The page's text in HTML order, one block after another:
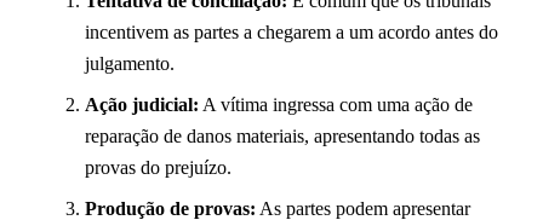
incentivem as partes a chegarem a um acordo antes do
julgamento.
Ação judicial: A vítima ingressa com uma ação de
reparação de danos materiais, apresentando todas as
provas do prejuízo.
Produção de provas: As partes podem apresentar